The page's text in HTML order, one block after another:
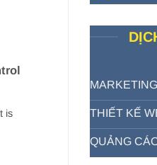
is
MARKETING
THIẾT KẾ
QUẢNG